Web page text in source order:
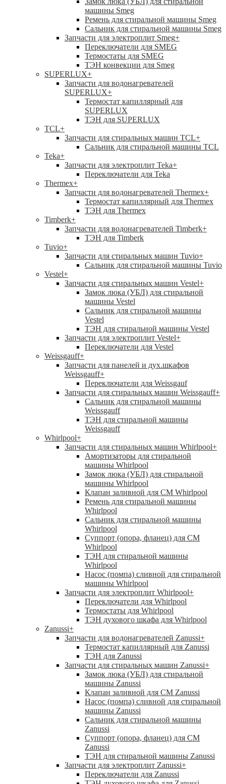
машины Smeg
Ремень для стиральной машины Smeg
Сальник для стиральной машины Smeg
Запчасти для электроплит Smeg+
Переключатели для SMEG
Термостаты для SMEG
ТЭН конвекции для Smeg
SUPERLUX+
Запчасти для водонагревателей
SUPERLUX+
Термостат капиллярный для
SUPERLUX
ТЭН для SUPERLUX
TCL+
Запчасти для стиральных машин TCL+
Сальник для стиральной машины TCL
Teka+
Запчасти для электроплит Teka+
Переключатели для Teka
Thermex+
Запчасти для водонагревателей Thermex+
Термостат капиллярный для Thermex
ТЭН для Thermex
Timberk+
Запчасти для водонагревателей Timberk+
ТЭН для Timberk
Tuvio+
Запчасти для стиральных машин Tuvio+
Сальник для стиральной машины Tuvio
Vestel+
Запчасти для стиральных машин Vestel+
Замок люка (УБЛ) для стиральной
машины Vestel
Сальник для стиральной машины
Vestel
ТЭН для стиральной машины Vestel
Запчасти для электроплит Vestel+
Переключатели для Vestel
Weissgauff+
Запчасти для панелей и дух.шкафов
Weissgauff+
Переключатели для Weissgauf
Запчасти для стиральных машин Weissgauff+
Сальник для стиральной машины
Weissgauff
ТЭН для стиральной машины
Weissgauff
Whirlpool+
Запчасти для стиральных машин Whirlpool+
Амортизаторы для стиральной
машины Whirlpool
Замок люка (УБЛ) для стиральной
машины Whirlpool
Клапан заливной для СМ Whirlpool
Ремень для стиральной машины
Whirlpool
Сальник для стиральной машины
Whirlpool
Суппорт (опора, фланец) для СМ
Whirlpool
ТЭН для стиральной машины
Whirlpool
Насос (помпа) сливной для стиральной
машины Whirlpool
Запчасти для электроплит Whirlpool+
Переключатели для Whirlpool
Термостаты для Whirlpool
ТЭН духового шкафа для Whirlpool
Zanussi+
Запчасти для водонагревателей Zanussi+
Термостат капиллярный для Zanussi
ТЭН для Zanussi
Запчасти для стиральных машин Zanussi+
Замок люка (УБЛ) для стиральной
машины Zanussi
Клапан заливной для СМ Zanussi
Насос (помпа) сливной для стиральной
машины Zanussi
Сальник для стиральной машины
Zanussi
Суппорт (опора, фланец) для СМ
Zanussi
ТЭН для стиральной машины Zanussi
Запчасти для электроплит Zanussi+
Переключатели для Zanussi